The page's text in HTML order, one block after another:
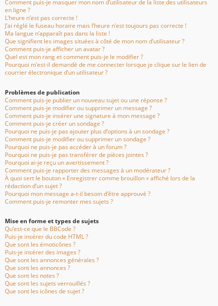
Comment puis-je masquer mon nom d’utilisateur de la liste des utilisateurs
en ligne ?
L’heure n’est pas correcte !
J’ai réglé le fuseau horaire mais l’heure n’est toujours pas correcte !
Ma langue n’apparaît pas dans la liste !
Que signifient les images situées à côté de mon nom d’utilisateur ?
Comment puis-je afficher un avatar ?
Quel est mon rang et comment puis-je le modifier ?
Pourquoi m’est-il demandé de me connecter lorsque je clique sur le lien de
courrier électronique d’un utilisateur ?
Problèmes de publication
Comment puis-je publier un nouveau sujet ou une réponse ?
Comment puis-je modifier ou supprimer un message ?
Comment puis-je insérer une signature à mon message ?
Comment puis-je créer un sondage ?
Pourquoi ne puis-je pas ajouter plus d’options à un sondage ?
Comment puis-je modifier ou supprimer un sondage ?
Pourquoi ne puis-je pas accéder à un forum ?
Pourquoi ne puis-je pas transférer de pièces jointes ?
Pourquoi ai-je reçu un avertissement ?
Comment puis-je rapporter des messages à un modérateur ?
À quoi sert le bouton « Enregistrer comme brouillon » affiché lors de la
rédaction d’un sujet ?
Pourquoi mon message a-t-il besoin d’être approuvé ?
Comment puis-je remonter mes sujets ?
Mise en forme et types de sujets
Qu’est-ce que le BBCode ?
Puis-je insérer du code HTML ?
Que sont les émoticônes ?
Puis-je insérer des images ?
Que sont les annonces générales ?
Que sont les annonces ?
Que sont les notes ?
Que sont les sujets verrouillés ?
Que sont les icônes de sujet ?